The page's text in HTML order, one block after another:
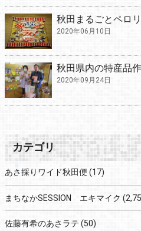
秋田まるごとペロ
2020年06月10日
秋田県内の特産品
2020年09月24日
カテゴリ
あさ採りワイド秋田便 (17)
まちなかSESSION エキマイク
佐藤有希のあさラテ (50)